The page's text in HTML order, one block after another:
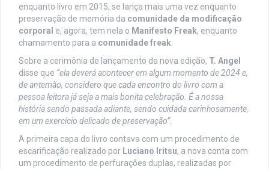
enquanto livro em 2015, se lança mais uma vez enquanto
preservação de memória da comunidade da modificação
corporal e, agora, tem nela o Manifesto Freak, enquanto
chamamento para a comunidade freak
Sobre a cerimônia de lançamento da nova edição, T. Angel
disse que “ela deverá acontecer em algum momento de 2024 e,
de antemão, considero que cada encontro do livro com a
pessoa leitora já seja a mais bonita celebração. É a nossa
história sendo passada adiante, sendo cuidada carinhosamente,
em um exercício delicado de preservação”.
A primeira capa do livro contava com um procedimento de
escarificação realizado por Luciano Iritsu, a nova conta com
um procedimento de perfurações duplas, realizadas por